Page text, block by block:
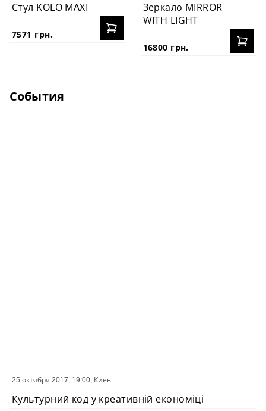
Стул KOLO MAXI
7571 грн.
Зеркало MIRROR
WITH LIGHT
16800 грн.
События
СОБЫТИЕ
25 октября 2017, 19:00, Киев
Культурний код у креативній економіці